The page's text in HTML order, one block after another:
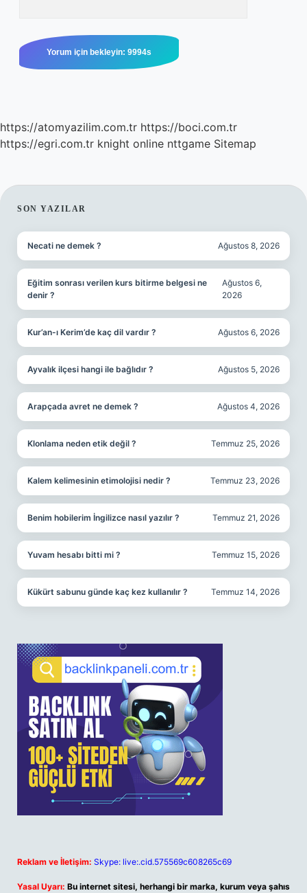
https://atomyazilim.com.tr https://boci.com.tr
https://egri.com.tr knight online nttgame Sitemap
SIDEBAR
SON YAZILAR
Necati ne demek ? Ağustos 8, 2026
Eğitim sonrası verilen kurs bitirme belgesi ne
denir ?
Ağustos 6,
2026
Kur’an-ı Kerim’de kaç dil vardır ? Ağustos 6, 2026
Ayvalık ilçesi hangi ile bağlıdır ? Ağustos 5, 2026
Arapçada avret ne demek ? Ağustos 4, 2026
Klonlama neden etik değil ? Temmuz 25, 2026
Kalem kelimesinin etimolojisi nedir ? Temmuz 23, 2026
Benim hobilerim İngilizce nasıl yazılır ? Temmuz 21, 2026
Yuvam hesabı bitti mi ? Temmuz 15, 2026
Kükürt sabunu günde kaç kez kullanılır ? Temmuz 14, 2026
Reklam ve İletişim: Skype: live:.cid.575569c608265c69
Yasal Uyarı: Bu internet sitesi, herhangi bir marka, kurum veya şahıs